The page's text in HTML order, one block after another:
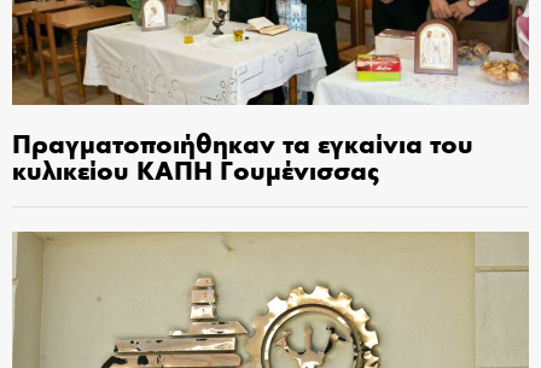
Πραγματοποιήθηκαν τα εγκαίνια του
κυλικείου ΚΑΠΗ Γουμένισσας